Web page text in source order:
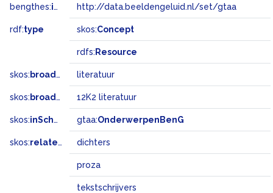
bengthes:inSet http://data.beeldengeluid.nl/set/gtaa
rdf:type skos:Concept
rdfs: Resource
skos: broader literatuur
skos: broadMatch 12K2 literatuur
skos:inScheme gtaa:OnderwerpenBenG
skos:related dichters
proza
tekstschrijvers